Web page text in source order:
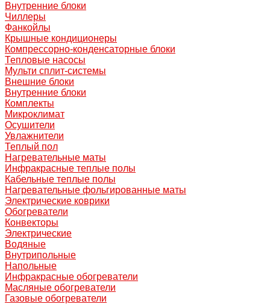
Внутренние блоки
Чиллеры
Фанкойлы
Крышные кондиционеры
Компрессорно-конденсаторные блоки
Тепловые насосы
Мульти сплит-системы
Внешние блоки
Внутренние блоки
Комплекты
Микроклимат
Осушители
Увлажнители
Теплый пол
Нагревательные маты
Инфракрасные теплые полы
Кабельные теплые полы
Нагревательные фольгированные маты
Электрические коврики
Обогреватели
Конвекторы
Электрические
Водяные
Внутрипольные
Напольные
Инфракрасные обогреватели
Масляные обогреватели
Газовые обогреватели